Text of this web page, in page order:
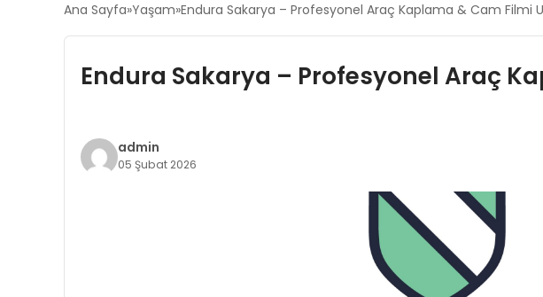
Ana Sayfa Yaşam Endura Sakarya – Profesyonel Araç Kaplama & Cam Filmi
Endura Sakarya – Profesyonel Araç
admin
05 Şubat 2026